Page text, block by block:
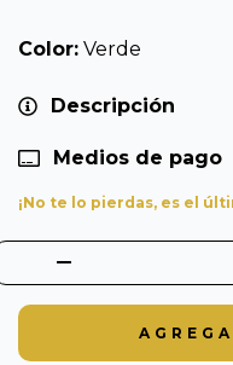
Color: Verde
Descripción
Medios de pago
¡No te lo pierdas, es el